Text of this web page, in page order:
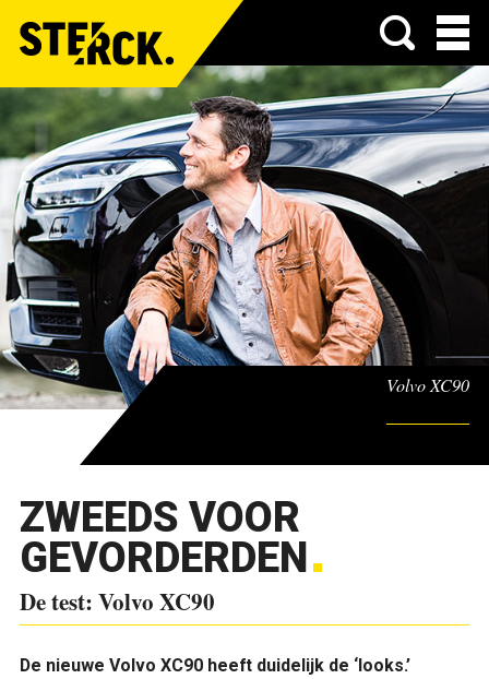
Menu
Volvo XC90
ZWEEDS VOOR
GEVORDERDEN
De test: Volvo XC90
De nieuwe Volvo XC90 heeft duidelijk de ‘looks.’